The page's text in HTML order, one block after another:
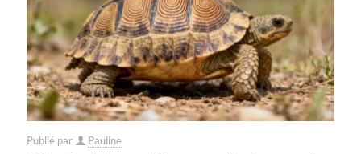
Publié par Pauline